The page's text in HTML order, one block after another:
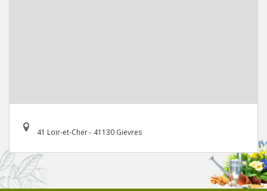
41 Loir-et-Cher - 41130 Gievres